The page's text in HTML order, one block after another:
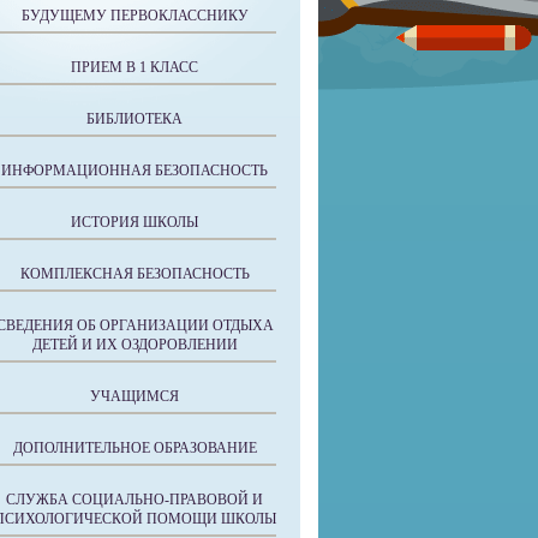
БУДУЩЕМУ ПЕРВОКЛАССНИКУ
ПРИЕМ В 1 КЛАСС
БИБЛИОТЕКА
ИНФОРМАЦИОННАЯ БЕЗОПАСНОСТЬ
ИСТОРИЯ ШКОЛЫ
КОМПЛЕКСНАЯ БЕЗОПАСНОСТЬ
ОБ ОРГАНИЗАЦИИ ОТДЫХА
ДЕТЕЙ И ИХ ОЗДОРОВЛЕНИИ
УЧАЩИМСЯ
ДОПОЛНИТЕЛЬНОЕ ОБРАЗОВАНИЕ
СЛУЖБА СОЦИАЛЬНО-ПРАВОВОЙ И
ПОМОЩИ ШКОЛЫ